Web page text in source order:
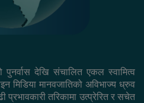
पुनर्वास देखि संचालित एकल स्वामित्व
मिडिया मानवजातिको अविभाज्य ध्रुव
तरिकामा उत्प्रेरित र सचेत